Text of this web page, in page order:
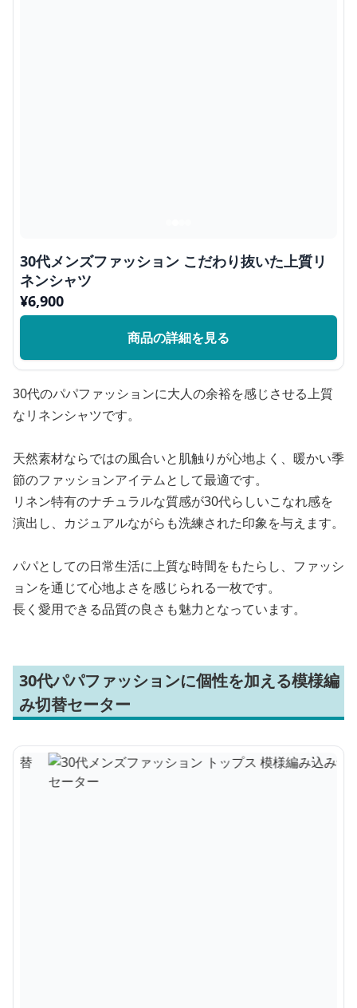
30代メンズファッション こだわり抜いた上質リ
ネンシャツ
¥6,900
商品の詳細を見る
30代のパパファッションに大人の余裕を感じさせる上質
なリネンシャツです。
天然素材ならではの風合いと肌触りが心地よく、暖かい季
節のファッションアイテムとして最適です。
リネン特有のナチュラルな質感が30代らしいこなれ感を
演出し、カジュアルながらも洗練された印象を与えます。
パパとしての日常生活に上質な時間をもたらし、ファッシ
ョンを通じて心地よさを感じられる一枚です。
長く愛用できる品質の良さも魅力となっています。
30代パパファッションに個性を加える模様編
み切替セーター